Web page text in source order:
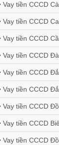
Vay tiền CCCD
Vay tiền CCCD
Vay tiền CCCD
Vay tiền CCCD
Vay tiền CCCD
Vay tiền CCCD
Vay tiền CCCD
Vay tiền CCCD
Vay tiền CCCD